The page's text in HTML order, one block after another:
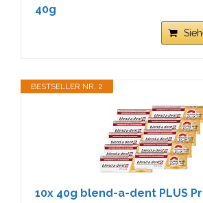
40g
BESTSELLER NR. 2
10x 40g blend-a-dent PLUS